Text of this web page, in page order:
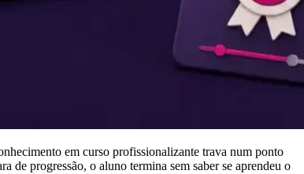
em curso profissionalizante trava num ponto
de progressão, o aluno termina sem saber se aprendeu o